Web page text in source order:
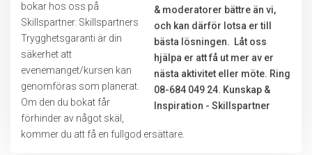
bokar hos oss på
Skillspartner. Skillspartners
Trygghetsgaranti är din
säkerhet att
evenemanget/kursen kan
genomföras som planerat.
Om den du bokat får
förhinder av något skäl,
kommer du att få en fullgod ersättare.